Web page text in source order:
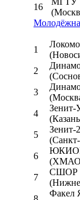
16
1
2
3
4
5
Зенит-2
6
7
СШОР
Факел